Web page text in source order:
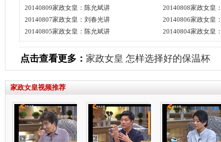
20140809家政女皇：陈允斌讲
20140808家政女皇
20140807家政女皇：刘春光讲
20140806家政女皇
20140805家政女皇：陈允斌讲
20140804家政女皇
点击查看更多： 家政女皇 怎样选择好的保温杯
家政女皇视频推荐